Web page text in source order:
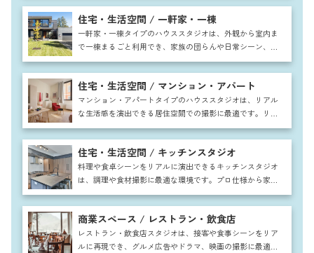
真やカップルシーンまで幅広く対応可能。四季折々の自然
を取り入れた撮影ができ、ドラマやCM、MVなどストーリ
ー性ある作品にも適しています。
住宅・生活空間 / 一軒家・一棟
一軒家・一棟タイプのハウススタジオは、外観から室内ま
で一棟まるごと利用でき、家族の団らんや日常シーン、ホ
ームパーティーの撮影に最適です。リビングやキッチン、
庭など多彩な空間が揃い、ドラマや映画、CM撮影にも対
応可能。広々とした間取りと自然光を活かし、リアルで開
放感ある映像表現が叶います。
住宅・生活空間 / マンション・アパート
マンション・アパートタイプのハウススタジオは、リアル
な生活感を演出できる居住空間での撮影に最適です。リビ
ングや寝室など実際の住まいを思わせる間取りが揃い、広
告やドラマ、雑誌撮影に幅広く活用できます。一人暮らし
風や家族団らんシーンも自然に表現でき、都市部での暮ら
しをリアルに再現できるのが大きな魅力です。
住宅・生活空間 / キッチンスタジオ
料理や食卓シーンをリアルに演出できるキッチンスタジオ
は、調理や食材撮影に最適な環境です。プロ仕様から家庭
的な雰囲気まで対応し、雑誌や広告、CM撮影に幅広く利
用可能。自然な生活感を取り入れた空間で、料理番組やレ
シピ動画、食品パッケージ撮影など多彩なシーンに活用で
きます。
商業スペース / レストラン・飲食店
レストラン・飲食店スタジオは、接客や食事シーンをリア
ルに再現でき、グルメ広告やドラマ、映画の撮影に最適で